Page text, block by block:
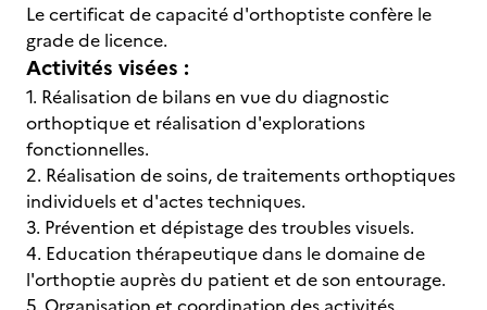
Le certificat de capacité d'orthoptiste confère le
grade de licence.
Activités visées :
1. Réalisation de bilans en vue du diagnostic
orthoptique et réalisation d'explorations
fonctionnelles.
2. Réalisation de soins, de traitements orthoptiques
individuels et d'actes techniques.
3. Prévention et dépistage des troubles visuels.
4. Education thérapeutique dans le domaine de
l'orthoptie auprès du patient et de son entourage.